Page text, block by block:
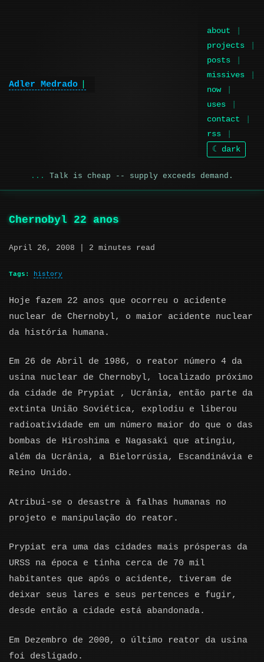
Adler Medrado
about
projects
posts
missives
now
uses
contact
rss
☾ dark
Talk is cheap -- supply exceeds demand.
Chernobyl 22 anos
April 26, 2008 | 2 minutes read
Tags: history
Hoje fazem 22 anos que ocorreu o acidente
nuclear de Chernobyl, o maior acidente nuclear
da história humana.
Em 26 de Abril de 1986, o reator número 4 da
usina nuclear de Chernobyl, localizado próximo
da cidade de Prypiat , Ucrânia, então parte da
extinta União Soviética, explodiu e liberou
radioatividade em um número maior do que o das
bombas de Hiroshima e Nagasaki que atingiu,
além da Ucrânia, a Bielorrúsia, Escandinávia e
Reino Unido.
Atribui-se o desastre à falhas humanas no
projeto e manipulação do reator.
Prypiat era uma das cidades mais prósperas da
URSS na época e tinha cerca de 70 mil
habitantes que após o acidente, tiveram de
deixar seus lares e seus pertences e fugir,
desde então a cidade está abandonada.
Em Dezembro de 2000, o último reator da usina
foi desligado.